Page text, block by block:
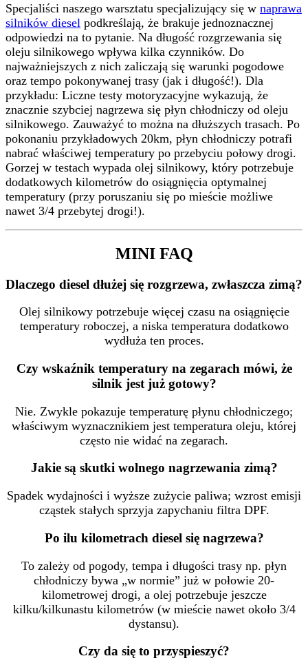
Specjaliści naszego warsztatu specjalizujący się w naprawa
silników diesel podkreślają, że brakuje jednoznacznej
odpowiedzi na to pytanie. Na długość rozgrzewania się
oleju silnikowego wpływa kilka czynników. Do
najważniejszych z nich zaliczają się warunki pogodowe
oraz tempo pokonywanej trasy (jak i długość!). Dla
przykładu: Liczne testy motoryzacyjne wykazują, że
znacznie szybciej nagrzewa się płyn chłodniczy od oleju
silnikowego. Zauważyć to można na dłuższych trasach. Po
pokonaniu przykładowych 20km, płyn chłodniczy potrafi
nabrać właściwej temperatury po przebyciu połowy drogi.
Gorzej w testach wypada olej silnikowy, który potrzebuje
dodatkowych kilometrów do osiągnięcia optymalnej
temperatury (przy poruszaniu się po mieście możliwe
nawet 3/4 przebytej drogi!).
MINI FAQ
Dlaczego diesel dłużej się rozgrzewa, zwłaszcza zimą?
Olej silnikowy potrzebuje więcej czasu na osiągnięcie
temperatury roboczej, a niska temperatura dodatkowo
wydłuża ten proces.
Czy wskaźnik temperatury na zegarach mówi, że
silnik jest już gotowy?
Nie. Zwykle pokazuje temperaturę płynu chłodniczego;
właściwym wyznacznikiem jest temperatura oleju, której
często nie widać na zegarach.
Jakie są skutki wolnego nagrzewania zimą?
Spadek wydajności i wyższe zużycie paliwa; wzrost emisji
cząstek stałych sprzyja zapychaniu filtra DPF.
Po ilu kilometrach diesel się nagrzewa?
To zależy od pogody, tempa i długości trasy np. płyn
chłodniczy bywa „w normie” już w połowie 20-
kilometrowej drogi, a olej potrzebuje jeszcze
kilku/kilkunastu kilometrów (w mieście nawet około 3/4
dystansu).
Czy da się to przyspieszyć?